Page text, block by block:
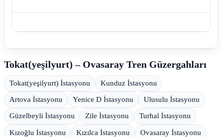
Tokat(yeşilyurt) – Ovasaray Tren Güzergahları
Tokat(yeşilyurt) İstasyonu Kunduz İstasyonu
Artova İstasyonu Yenice D İstasyonu Ulusulu İstasyonu
Güzelbeyli İstasyonu Zile İstasyonu Turhal İstasyonu
Kızoğlu İstasyonu Kızılca İstasyonu Ovasaray İstasyonu